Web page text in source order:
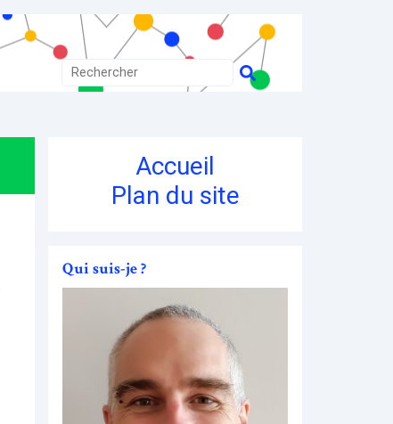
Accueil
Plan du site
Qui suis-je ?